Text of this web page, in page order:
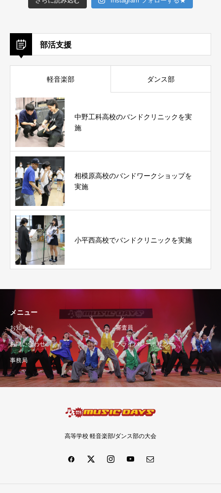
部活支援
軽音楽部 ダンス部
中野工科高校のバンドクリニックを実
施
相模原高校のバンドワークショップを
実施
小平西高校でバンドクリニックを実施
メニュー
お知らせ 審査員
お問い合わせ プライバシーポリシー
事務局
高等学校 軽音楽部/ダンス部の大会